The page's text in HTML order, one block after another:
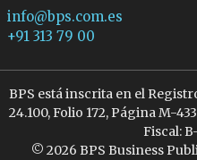
info@bps.com.es
+91 313 79 00
BPS está inscrita en el
24.100, Folio 172, Página M-
Fiscal:
© 2026 BPS Business